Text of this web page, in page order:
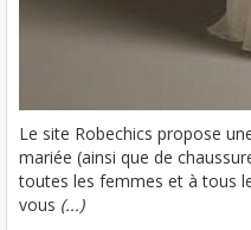
Le site Robechics propose
mariée (ainsi que de
toutes les femmes et à tous
vous (...)